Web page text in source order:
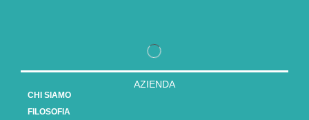
AZIENDA
CHI SIAMO
FILOSOFIA